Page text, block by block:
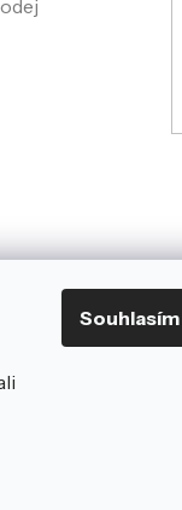
Souhlasím